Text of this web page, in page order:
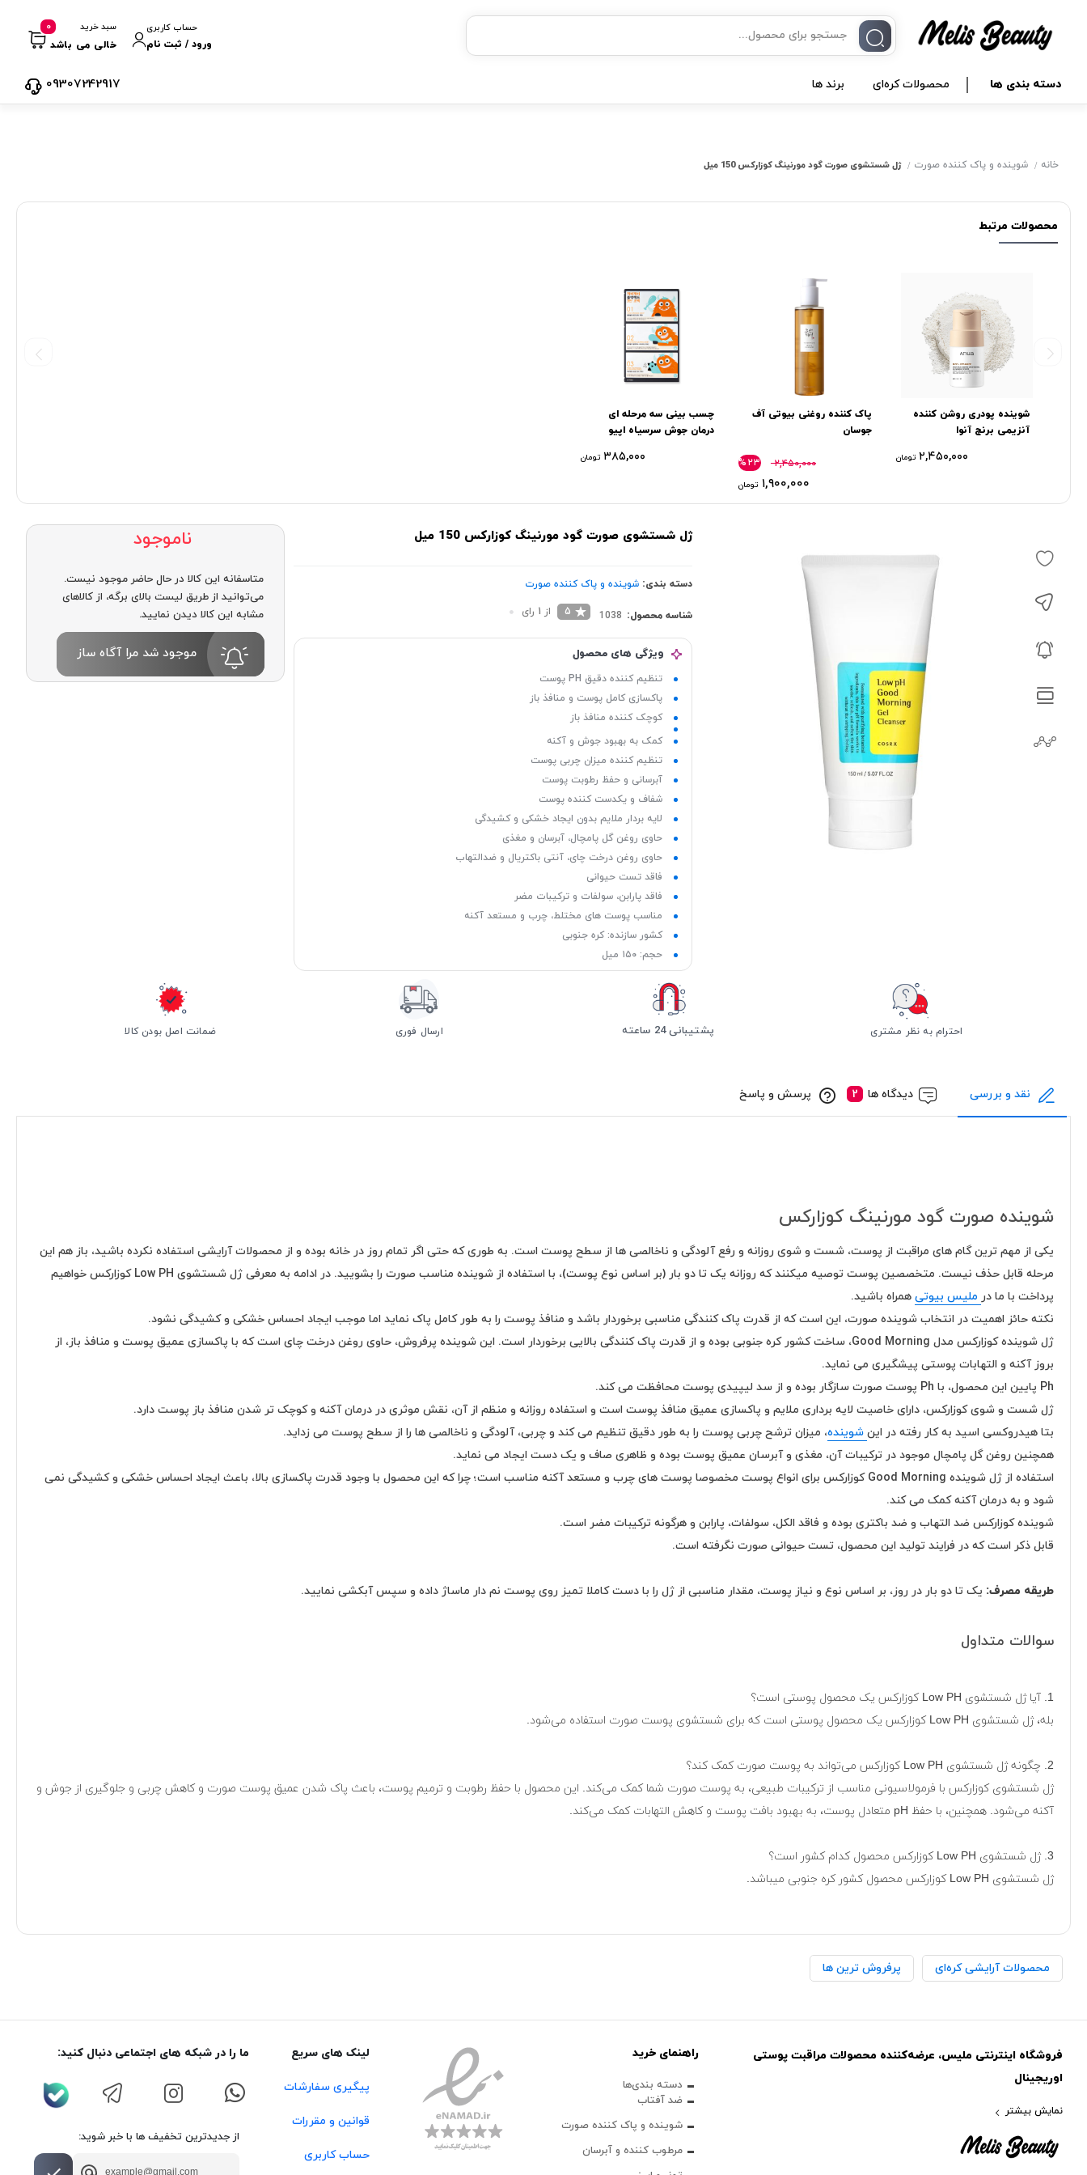
خرید قسطی با ترب‌پی
۴ قسط، بدون کارمزد
حساب کاربری
ورود / ثبت نام
سبد خرید
خالی می باشد
0
دسته بندی ها محصولات کره‌ای برند ها 09307242917
خانه شوینده و پاک‌ کننده صورت ژل شستشوی صورت گود مورنینگ کوزارکس 150 میل
محصولات مرتبط
شوینده پودری روشن کننده
آنزیمی برنج آنوا
۲,۴۵۰,۰۰۰ تومان
پاک کننده روغنی بیوتی آف
جوسان
۲,۴۵۰,۰۰۰
۱,۹۰۰,۰۰۰ تومان
%۲۳
چسب بینی سه مرحله ای
درمان جوش سرسیاه اپیو
۳۸۵,۰۰۰ تومان
ژل شستشوی صورت گود مورنینگ کوزارکس 150 میل
دسته بندی: شوینده و پاک‌ کننده صورت
شناسه محصول: 1038
5 از 1 رای
ویژگی های محصول
تنظیم کننده دقیق PH پوست
پاکسازی کامل پوست و منافذ باز
کوچک کننده منافذ باز
کمک به بهبود جوش و آکنه
تنظیم کننده میزان چربی پوست
آبرسانی و حفظ رطوبت پوست
شفاف و یکدست کننده پوست
لایه بردار ملایم بدون ایجاد خشکی و کشیدگی
حاوی روغن گل پامچال، آبرسان و مغذی
حاوی روغن درخت چای، آنتی باکتریال و ضدالتهاب
فاقد تست حیوانی
فاقد پارابن، سولفات و ترکیبات مضر
مناسب پوست های مختلط، چرب و مستعد آکنه
کشور سازنده: کره جنوبی
حجم: ۱۵۰ میل
ناموجود
متاسفانه این کالا در حال حاضر موجود نیست.
می‌توانید از طریق لیست بالای برگه، از کالاهای
مشابه این کالا دیدن نمایید.
موجود شد مرا آگاه ساز
احترام به نظر مشتری پشتیبانی 24 ساعته ارسال فوری ضمانت اصل بودن کالا
نقد و بررسی دیدگاه ها پرسش و پاسخ
شوینده صورت گود مورنینگ کوزارکس
یکی از مهم ترین گام های مراقبت از پوست، شست و شوی روزانه و رفع آلودگی و ناخالصی ها از سطح پوست است. به طوری که حتی اگر تمام روز در خانه بوده و از محصولات آرایشی استفاده نکرده باشید، باز هم این
مرحله قابل حذف نیست. متخصصین پوست توصیه میکنند که روزانه یک تا دو بار (بر اساس نوع پوست)، با استفاده از شوینده مناسب صورت را بشویید. در ادامه به معرفی ژل شستشوی Low PH کوزارکس خواهیم
پرداخت با ما در ملیس بیوتی همراه باشید.
نکته حائز اهمیت در انتخاب شوینده صورت، این است که از قدرت پاک کنندگی مناسبی برخوردار باشد و منافذ پوست را به طور کامل پاک نماید اما موجب ایجاد احساس خشکی و کشیدگی نشود.
ژل شوینده کوزارکس مدل Good Morning، ساخت کشور کره جنوبی بوده و از قدرت پاک کنندگی بالایی برخوردار است. این شوینده پرفروش، حاوی روغن درخت چای است که با پاکسازی عمیق پوست و منافذ باز، از
بروز آکنه و التهابات پوستی پیشگیری می نماید.
Ph پایین این محصول، با Ph پوست صورت سازگار بوده و از سد لیپیدی پوست محافظت می کند.
ژل شست و شوی کوزارکس، دارای خاصیت لایه برداری ملایم و پاکسازی عمیق منافذ پوست است و استفاده روزانه و منظم از آن، نقش موثری در درمان آکنه و کوچک تر شدن منافذ باز پوست دارد.
بتا هیدروکسی اسید به کار رفته در این شوینده، میزان ترشح چربی پوست را به طور دقیق تنظیم می کند و چربی، آلودگی و ناخالصی ها را از سطح پوست می زداید.
همچنین روغن گل پامچال موجود در ترکیبات آن، مغذی و آبرسان عمیق پوست بوده و ظاهری صاف و یک دست ایجاد می نماید.
استفاده از ژل شوینده Good Morning کوزارکس برای انواع پوست مخصوصا پوست های چرب و مستعد آکنه مناسب است؛ چرا که این محصول با وجود قدرت پاکسازی بالا، باعث ایجاد احساس خشکی و کشیدگی نمی
شود و به درمان آکنه کمک می کند.
شوینده کوزارکس ضد التهاب و‌ ضد باکتری بوده و فاقد الکل، سولفات، پارابن و هرگونه ترکیبات مضر است.
قابل ذکر است که در فرایند تولید این محصول، تست حیوانی صورت نگرفته است.
طریقه مصرف: یک تا دو بار در روز، بر اساس نوع و نیاز پوست، مقدار مناسبی از ژل را با دست کاملا تمیز روی پوست نم دار ماساژ داده و سپس آبکشی نمایید.
سوالات متداول
1. آیا ژل شستشوی Low PH کوزارکس یک محصول پوستی است؟
بله، ژل شستشوی Low PH کوزارکس یک محصول پوستی است که برای شستشوی پوست صورت استفاده می‌شود.
2. چگونه ژل شستشوی Low PH کوزارکس می‌تواند به پوست صورت کمک کند؟
ژل شستشوی کوزارکس با فرمولاسیونی مناسب از ترکیبات طبیعی، به پوست صورت شما کمک می‌کند. این محصول با حفظ رطوبت و ترمیم پوست، باعث پاک شدن عمیق پوست صورت و کاهش چربی و جلوگیری از جوش و
آکنه می‌شود. همچنین، با حفظ pH متعادل پوست، به بهبود بافت پوست و کاهش التهابات کمک می‌کند.
3. ژل شستشوی Low PH کوزارکس محصول کدام کشور است؟
ژل شستشوی Low PH کوزارکس محصول کشور کره جنوبی میباشد.
محصولات آرایشی کره‌ای پرفروش ترین ها
فروشگاه اینترنتی ملیس، عرضه‌کننده محصولات مراقبت پوستی
اوریجینال
نمایش بیشتر
راهنمای خرید
دسته بندی‌ها
ضد آفتاب
شوینده و پاک‌ کننده صورت
مرطوب کننده و آبرسان
لینک های سریع
پیگیری سفارشات
قوانین و مقررات
حساب کاربری
ما را در شبکه های اجتماعی دنبال کنید:
از جدیدترین تخفیف ها با خبر شوید: